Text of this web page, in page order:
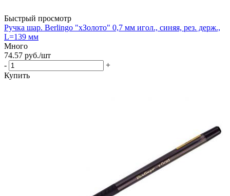
Быстрый просмотр
Ручка шар. Berlingo "xЗолото" 0,7 мм игол., синяя, рез. держ.,
L=139 мм
Много
74.57 руб./шт
-
+
Купить